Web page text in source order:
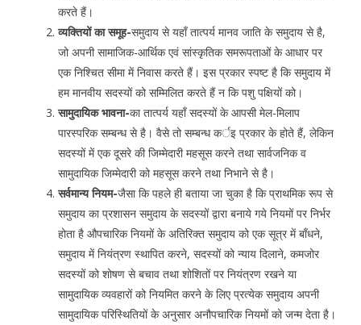
करते हैं।
व्यक्तियों का समूह-समुदाय से यहाँ तात्पर्य मानव जाति के समुदाय से है,
जो अपनी सामाजिक-आर्थिक एवं सांस्कृतिक समरूपताओं के आधार पर
एक निश्चित सीमा में निवास करते हैं। इस प्रकार स्पष्ट है कि समुदाय में
हम मानवीय सदस्यों को सम्मिलित करते हैं न कि पशु पक्षियों को।
सामुदायिक भावना-का तात्पर्य यहाँ सदस्यों के आपसी मेल-मिलाप
पारस्परिक सम्बन्ध से है। वैसे तो सम्बन्ध कर्इ प्रकार के होते हैं, लेकिन
सदस्यों में एक दूसरे की जिम्मेदारी महसूस करने तथा सार्वजनिक व
सामुदायिक जिम्मेदारी को महसूस करने तथा निभाने से है।
सर्वमान्य नियम-जैसा कि पहले ही बताया जा चुका है कि प्राथमिक रूप से
समुदाय का प्रशासन समुदाय के सदस्यों द्वारा बनाये गये नियमों पर निर्भर
होता है औपचारिक नियमों के अतिरिक्त समुदाय को एक सूत्र में बाँधने,
समुदाय में नियंत्रण स्थापित करने, सदस्यों को न्याय दिलाने, कमजोर
सदस्यों को शोषण से बचाव तथा शोशितों पर नियंत्रण रखने या
सामुदायिक व्यवहारों को नियमित करने के लिए प्रत्येक समुदाय अपनी
सामुदायिक परिस्थितियों के अनुसार अनौपचारिक नियमों को जन्म देता है।